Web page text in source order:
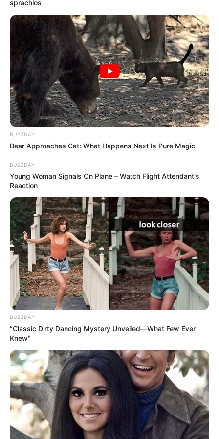
Camping statt Hotel, Pension oder
Ferienwohnung:
Camping in Deutschland
Campingplätze in Hollingstedt
Weitere Tipps zum Thema Urlaub in Deutschland:
Die schönsten Urlaubsziele in Deutschland
Die beliebtesten Städtereiseziele in Deutschland
Die schönsten Wochenendreiseziele
Die attraktivsten Wellnesshotels in Deutschland
Vorschläge für Urlaubsziele auf der ganzen
Welt
sprachlos
BUZZDAY
Bear Approaches Cat: What Happens Next Is Pure Magic
BUZZDAY
Young Woman Signals On Plane – Watch Flight Attendant's
Reaction
BUZZDAY
“Classic Dirty Dancing Mystery Unveiled—What Few Ever
Knew"